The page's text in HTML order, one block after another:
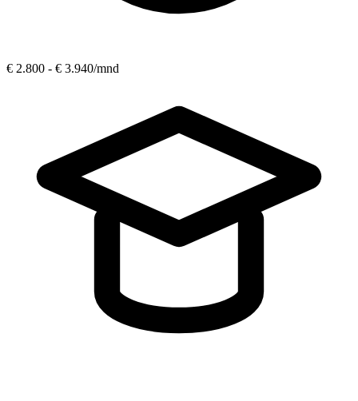
€ 2.800 - € 3.940/mnd